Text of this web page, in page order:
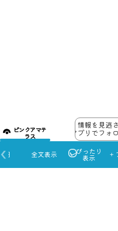
情報を見逃
アプリでフォ
ピンクアマテ
ラス
＋
ぴったり
表示
全文表示
日